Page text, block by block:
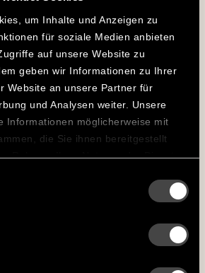
um Inhalte und Anzeigen zu
für soziale Medien anbieten
auf unsere Website zu
geben wir Informationen zu Ihrer
Website an unsere Partner für
und Analysen weiter. Unsere
Informationen möglicherweise mit
die Sie ihnen bereitgestellt
Rahmen Ihrer Nutzung der Dienste
Egg
Verbrennung
Holzkohlekorb für L ermöglicht eine
Verbrennung deiner
Anwendung
Daten